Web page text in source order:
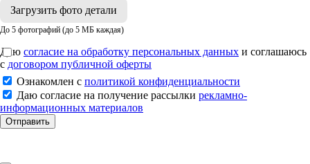
Загрузить фото детали
До 5 фотографий (до 5 МБ каждая)
Даю согласие на обработку персональных данных и соглашаюсь
с договором публичной оферты
Ознакомлен с политикой конфиденциальности
Даю согласие на получение рассылки рекламно-
информационных материалов
Отправить